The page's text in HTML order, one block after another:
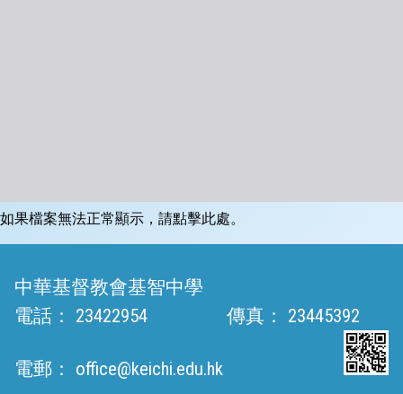
如果檔案無法正常顯示，請點擊此處。
中華基督教會基智中學
電話：
23422954 傳真： 23445392
電郵： office@keichi.edu.hk